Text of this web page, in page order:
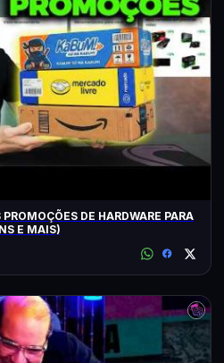
DE HARDWARE PARA
E MAIS)